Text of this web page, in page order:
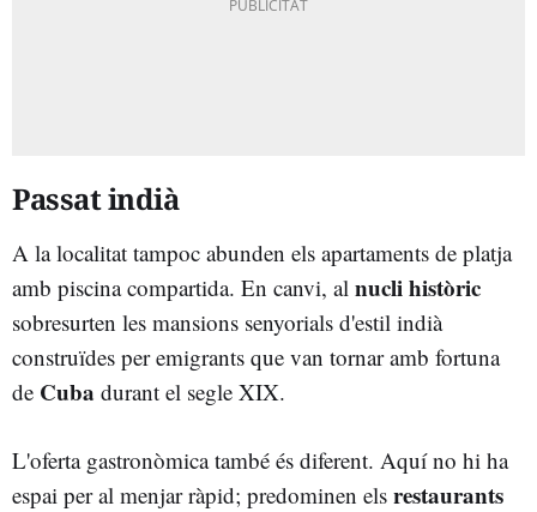
Passat indià
A la localitat tampoc abunden els apartaments de platja
amb piscina compartida. En canvi, al nucli històric
sobresurten les mansions senyorials d'estil indià
construïdes per emigrants que van tornar amb fortuna
de Cuba durant el segle XIX.
L'oferta gastronòmica també és diferent. Aquí no hi ha
espai per al menjar ràpid; predominen els restaurants